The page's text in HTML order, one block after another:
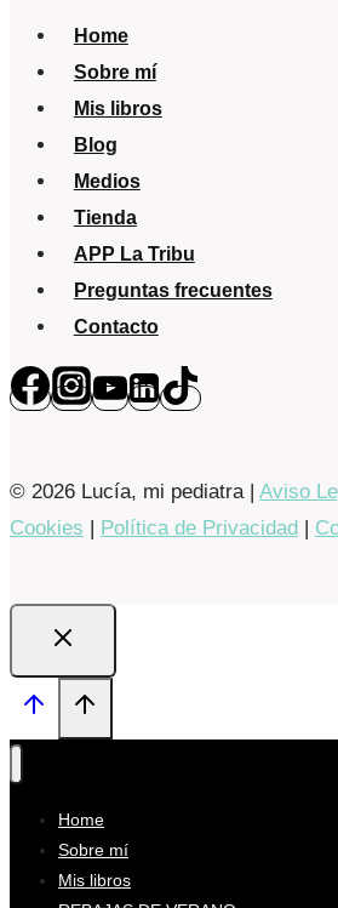
Home
Sobre mí
Mis libros
Blog
Medios
Tienda
APP La Tribu
Preguntas frecuentes
Contacto
© 2026 Lucía, mi pediatra | Aviso
Cookies | Política de Privacidad |
Home
Sobre mí
Mis libros